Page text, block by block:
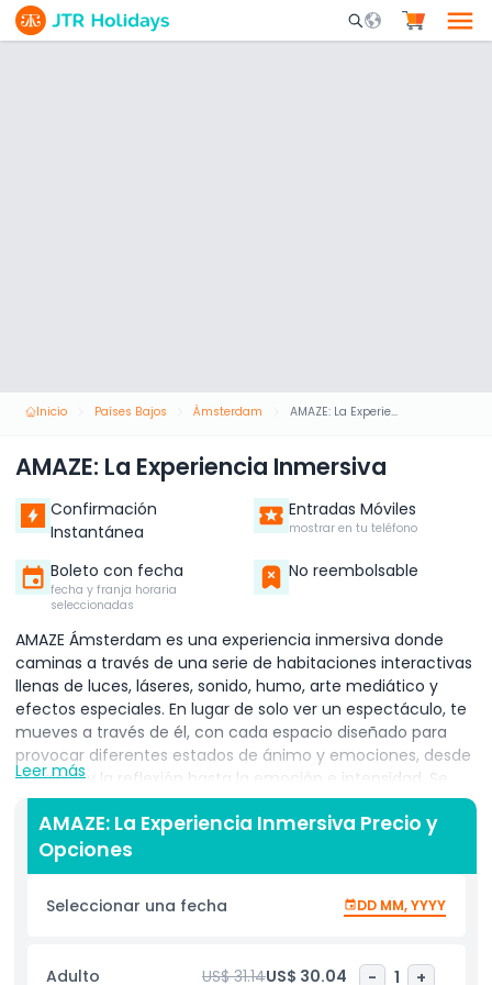
Mobile Search
Inicio Países Bajos Ámsterdam AMAZE: La Experiencia Inmersiva
AMAZE: La Experiencia Inmersiva
Confirmación
Instantánea
Entradas Móviles
mostrar en tu teléfono
Boleto con fecha
fecha y franja horaria
seleccionadas
No reembolsable
AMAZE Ámsterdam es una experiencia inmersiva donde
caminas a través de una serie de habitaciones interactivas
llenas de luces, láseres, sonido, humo, arte mediático y
efectos especiales. En lugar de solo ver un espectáculo, te
mueves a través de él, con cada espacio diseñado para
provocar diferentes estados de ánimo y emociones, desde
la calma y la reflexión hasta la emoción e intensidad. Se
siente como entrar en una obra de arte viviente o un
ambiente de club futurista, lo que la convierte en una
excelente opción si quieres escapar de la vida diaria por un
rato y sumergirte completamente en tu entorno.​ La
atracción se encuentra en una antigua discoteca industrial
en el área de Westhaven de Ámsterdam, lo que añade a la
ID&T, el equipo detrás de famosos eventos y festivales de
Leer más
AMAZE: La Experiencia Inmersiva Precio y
Opciones
Seleccionar una fecha DD MM, YYYY
Adulto US$ 31.14US$ 30.04 - 1 +